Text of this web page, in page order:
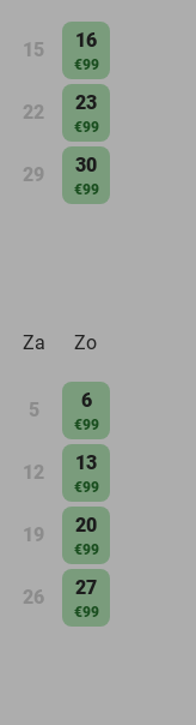
15 16
€99
22 23
€99
29 30
€99
Za Zo
5 6
€99
12 13
€99
19 20
€99
26 27
€99